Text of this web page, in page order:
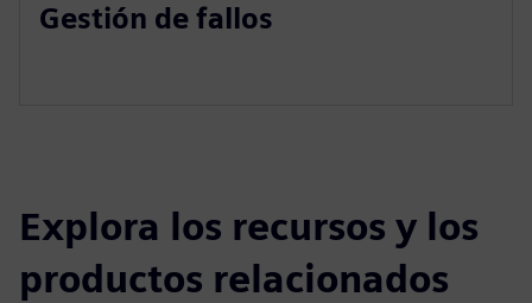
Gestión de fallos
Explora los recursos y los
productos relacionados